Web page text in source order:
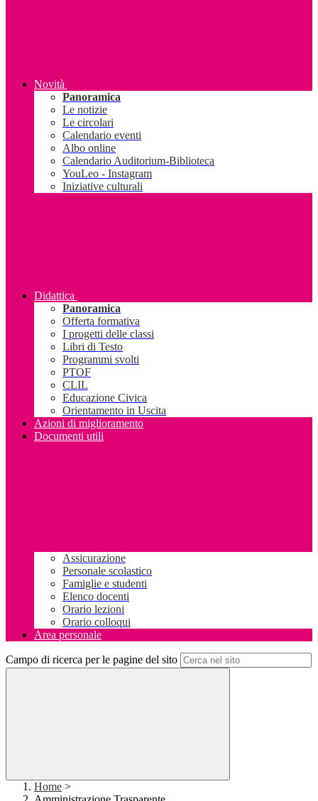
Novità
Panoramica
Le notizie
Le circolari
Calendario eventi
Albo online
Calendario Auditorium-Biblioteca
YouLeo - Instagram
Iniziative culturali
Didattica
Panoramica
Offerta formativa
I progetti delle classi
Libri di Testo
Programmi svolti
PTOF
CLIL
Educazione Civica
Orientamento in Uscita
Azioni di miglioramento
Documenti utili
Assicurazione
Personale scolastico
Famiglie e studenti
Elenco docenti
Orario lezioni
Orario colloqui
Area personale
Campo di ricerca per le pagine del sito
Home >